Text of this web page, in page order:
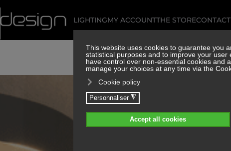
LIGHTINGMY ACCOUNTTHE STORECONTACT